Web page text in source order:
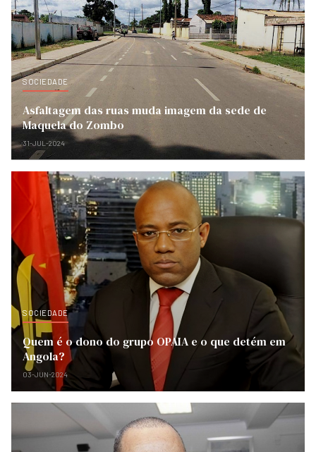
SOCIEDADE
Asfaltagem das ruas muda imagem da sede de
Maquela do Zombo
31-JUL-2024
SOCIEDADE
Quem é o dono do grupo OPAIA e o que detém em
Angola?
03-JUN-2024